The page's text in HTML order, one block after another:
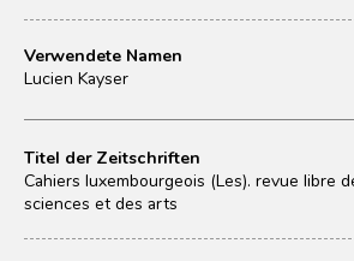
Verwendete Namen
Lucien Kayser
Titel der Zeitschriften
Cahiers luxembourgeois (Les). revue libre
sciences et des arts